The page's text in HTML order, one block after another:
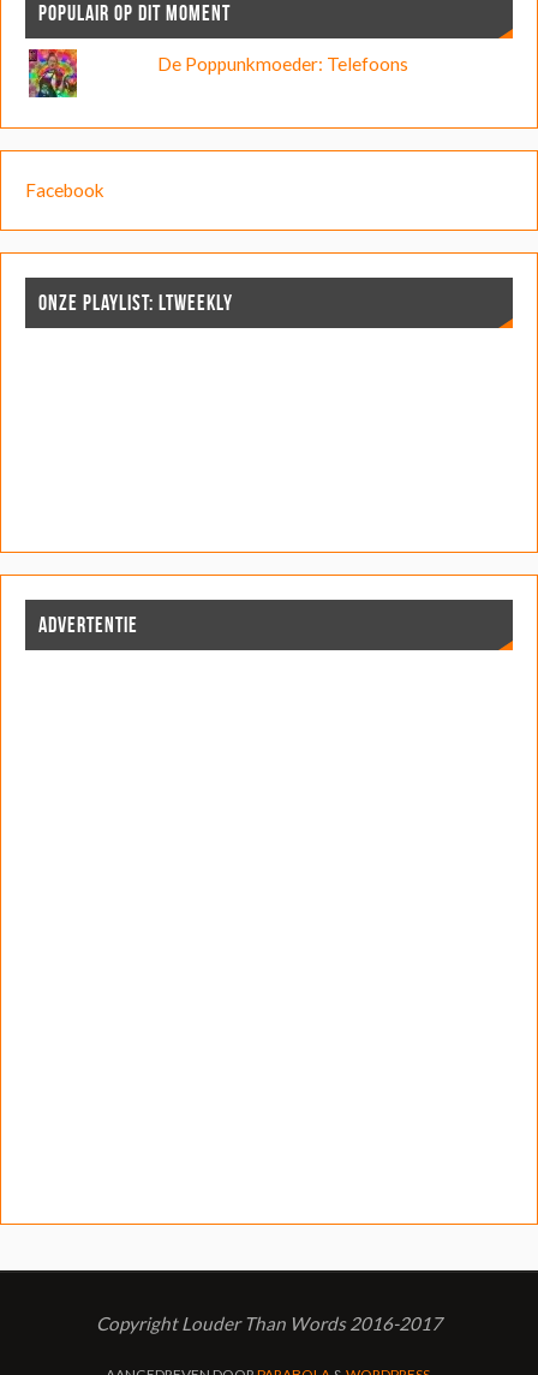
POPULAIR OP DIT MOMENT
De Poppunkmoeder: Telefoons
Facebook
ONZE PLAYLIST: LTWEEKLY
ADVERTENTIE
Copyright Louder Than Words 2016-2017